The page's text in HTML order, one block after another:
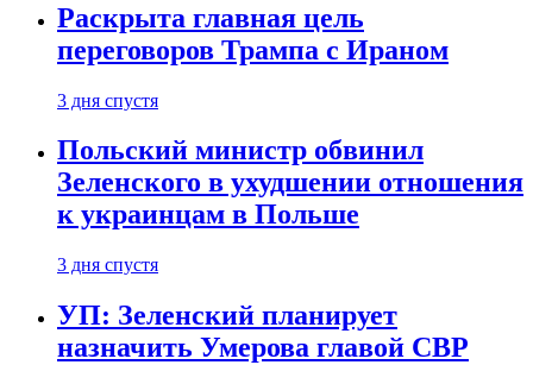
Раскрыта главная цель
переговоров Трампа с Ираном
3 дня спустя
Польский министр обвинил
Зеленского в ухудшении отношения
к украинцам в Польше
3 дня спустя
УП: Зеленский планирует
назначить Умерова главой СВР